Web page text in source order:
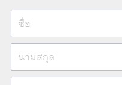
ชื่อ
นามสกุล